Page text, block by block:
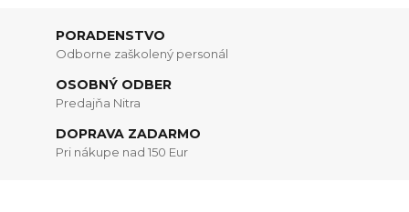
PORADENSTVO
Odborne zaškolený personál
OSOBNÝ ODBER
Predajňa Nitra
DOPRAVA ZADARMO
Pri nákupe nad 150 Eur